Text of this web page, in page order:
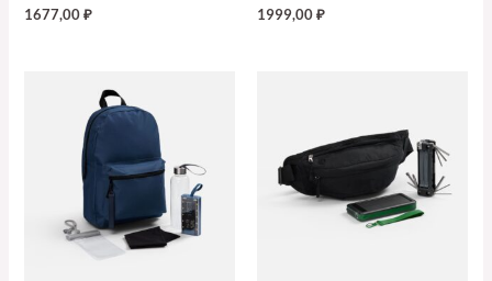
1677,00₽ 1999,00₽